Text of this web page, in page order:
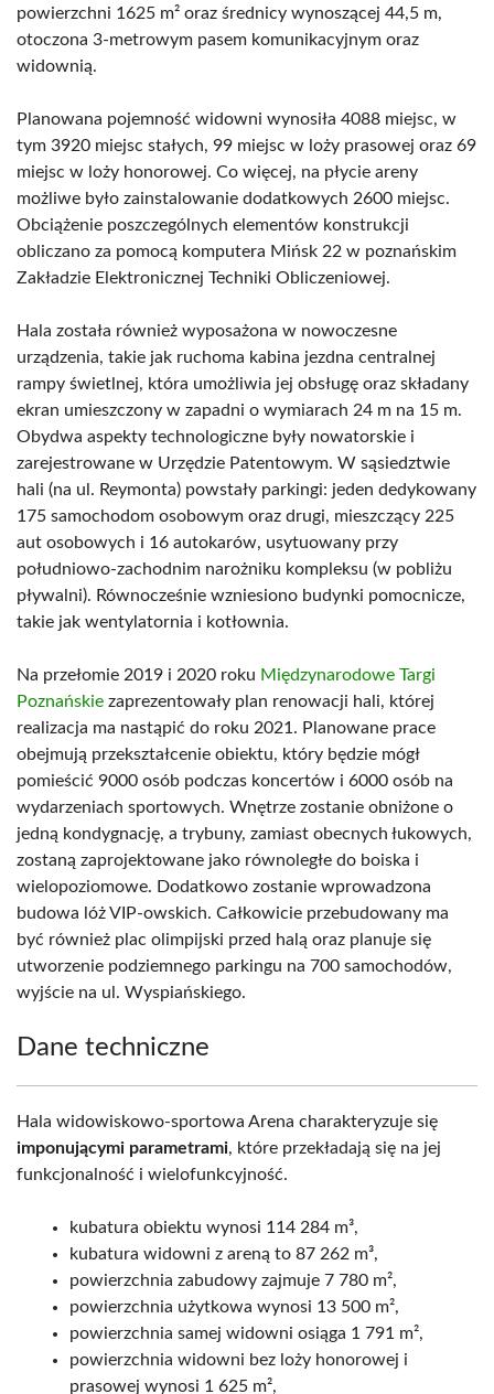
powierzchni 1625 m² oraz średnicy wynoszącej 44,5 m,
otoczona 3-metrowym pasem komunikacyjnym oraz
widownią.
Planowana pojemność widowni wynosiła 4088 miejsc, w
tym 3920 miejsc stałych, 99 miejsc w loży prasowej oraz 69
miejsc w loży honorowej. Co więcej, na płycie areny
możliwe było zainstalowanie dodatkowych 2600 miejsc.
Obciążenie poszczególnych elementów konstrukcji
obliczano za pomocą komputera Mińsk 22 w poznańskim
Zakładzie Elektronicznej Techniki Obliczeniowej.
Hala została również wyposażona w nowoczesne
urządzenia, takie jak ruchoma kabina jezdna centralnej
rampy świetlnej, która umożliwia jej obsługę oraz składany
ekran umieszczony w zapadni o wymiarach 24 m na 15 m.
Obydwa aspekty technologiczne były nowatorskie i
zarejestrowane w Urzędzie Patentowym. W sąsiedztwie
hali (na ul. Reymonta) powstały parkingi: jeden dedykowany
175 samochodom osobowym oraz drugi, mieszczący 225
aut osobowych i 16 autokarów, usytuowany przy
południowo-zachodnim narożniku kompleksu (w pobliżu
pływalni). Równocześnie wzniesiono budynki pomocnicze,
takie jak wentylatornia i kotłownia.
Na przełomie 2019 i 2020 roku Międzynarodowe Targi
Poznańskie zaprezentowały plan renowacji hali, której
realizacja ma nastąpić do roku 2021. Planowane prace
obejmują przekształcenie obiektu, który będzie mógł
pomieścić 9000 osób podczas koncertów i 6000 osób na
wydarzeniach sportowych. Wnętrze zostanie obniżone o
jedną kondygnację, a trybuny, zamiast obecnych łukowych,
zostaną zaprojektowane jako równoległe do boiska i
wielopoziomowe. Dodatkowo zostanie wprowadzona
budowa lóż VIP-owskich. Całkowicie przebudowany ma
być również plac olimpijski przed halą oraz planuje się
utworzenie podziemnego parkingu na 700 samochodów,
wyjście na ul. Wyspiańskiego.
Dane techniczne
Hala widowiskowo-sportowa Arena charakteryzuje się
imponującymi parametrami, które przekładają się na jej
funkcjonalność i wielofunkcyjność.
kubatura obiektu wynosi 114 284 m³,
kubatura widowni z areną to 87 262 m³,
powierzchnia zabudowy zajmuje 7 780 m²,
powierzchnia użytkowa wynosi 13 500 m²,
powierzchnia samej widowni osiąga 1 791 m²,
powierzchnia widowni bez loży honorowej i
prasowej wynosi 1 625 m²,